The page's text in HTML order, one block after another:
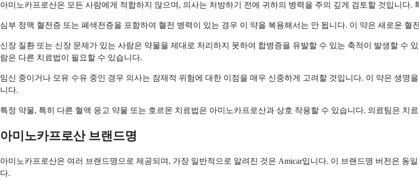
아미노카프로산은 모든 사람에게 적합하지 않으며, 의사는 처방하기 전에 귀하의 병력을 주의 깊게 검토할 것입니다
심부 정맥 혈전증 또는 폐색전증을 포함하여 혈전 병력이 있는 경우 이 약을 복용해서는 안 됩니다. 이 약은 새로운 혈
신장 질환 또는 신장 문제가 있는 사람은 약물을 제대로 처리하지 못하여 합병증을 유발할 수 있는 축적이 발생할 수
람은 다른 치료법이 필요할 수 있습니다.
임신 중이거나 모유 수유 중인 경우 의사는 잠재적 위험에 대한 이점을 매우 신중하게 고려할 것입니다. 이 약은 생명
니다.
특정 약물, 특히 다른 혈액 응고 약물 또는 호르몬 치료법은 아미노카프로산과 상호 작용할 수 있습니다. 의료팀은 치
아미노카프로산 브랜드명
아미노카프로산은 여러 브랜드명으로 제공되며, 가장 일반적으로 알려진 것은 Amicar입니다. 이 브랜드명 버전은 동
다.